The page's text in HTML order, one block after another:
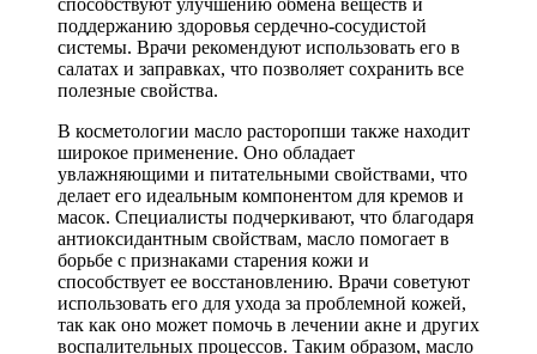
поддержанию здоровья сердечно-сосудистой
системы. Врачи рекомендуют использовать его в
салатах и заправках, что позволяет сохранить все
полезные свойства.
В косметологии масло расторопши также находит
широкое применение. Оно обладает
увлажняющими и питательными свойствами, что
делает его идеальным компонентом для кремов и
масок. Специалисты подчеркивают, что благодаря
антиоксидантным свойствам, масло помогает в
борьбе с признаками старения кожи и
способствует ее восстановлению. Врачи советуют
использовать его для ухода за проблемной кожей,
так как оно может помочь в лечении акне и других
воспалительных процессов. Таким образом, масло